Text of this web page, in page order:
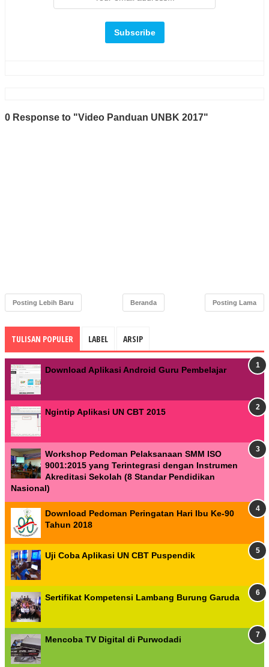
0 Response to "Video Panduan UNBK 2017"
Posting Lebih Baru Posting Lama
Beranda
TULISAN POPULER LABEL ARSIP
Download Aplikasi Android Guru Pembelajar
Ngintip Aplikasi UN CBT 2015
Workshop Pedoman Pelaksanaan SMM ISO
9001:2015 yang Terintegrasi dengan Instrumen
Akreditasi Sekolah (8 Standar Pendidikan
Nasional)
Download Pedoman Peringatan Hari Ibu Ke-90
Tahun 2018
Uji Coba Aplikasi UN CBT Puspendik
Sertifikat Kompetensi Lambang Burung Garuda
Mencoba TV Digital di Purwodadi